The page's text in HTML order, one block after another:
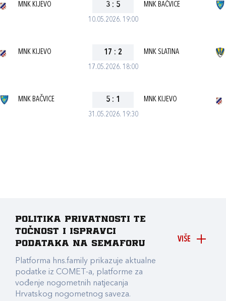
10.05.2026. 19:00
MNK KIJEVO 3 : 5 MNK BAČVICE
17.05.2026. 18:00
MNK KIJEVO 17 : 2 MNK SLATINA
31.05.2026. 19:30
MNK BAČVICE 5 : 1 MNK KIJEVO
VIŠE
Politika privatnosti te
točnost i ispravci
podataka na Semaforu
Platforma hns.family prikazuje aktualne
podatke iz COMET-a, platforme za
vođenje nogometnih natjecanja
Hrvatskog nogometnog saveza.